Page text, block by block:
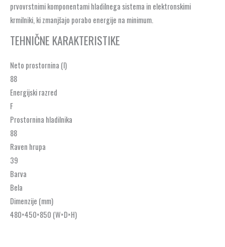
prvovrstnimi komponentami hladilnega sistema in elektronskimi
krmilniki, ki zmanjšajo porabo energije na minimum.
TEHNIČNE KARAKTERISTIKE
Neto prostornina (l)
88
Energijski razred
F
Prostornina hladilnika
88
Raven hrupa
39
Barva
Bela
Dimenzije (mm)
480×450×850 (W×D×H)